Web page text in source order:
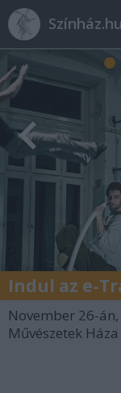
Színház.hu
Indul az e-
November 26-
Művészetek